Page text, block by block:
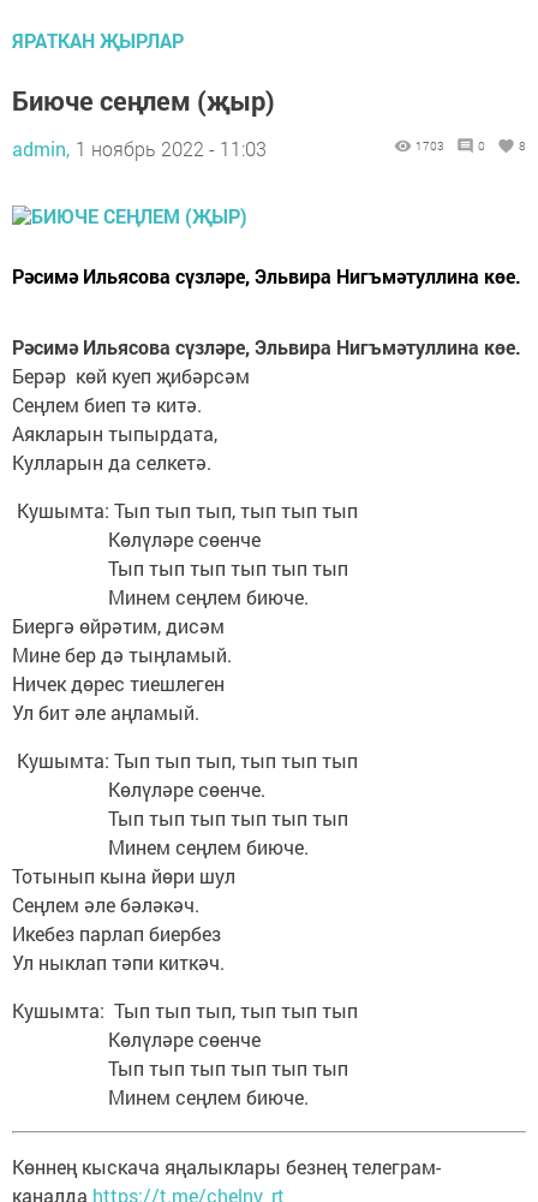
ЯРАТКАН ҖЫРЛАР
Биюче сеңлем (җыр)
admin, 1 ноябрь 2022 - 11:03 1703 0 8
Рәсимә Ильясова сүзләре, Эльвира Нигъмәтуллина көе.
Рәсимә Ильясова сүзләре, Эльвира Нигъмәтуллина көе.
Берәр көй куеп җибәрсәм
Сеңлем биеп тә китә.
Аякларын тыпырдата,
Кулларын да селкетә.
Кушымта: Тып тып тып, тып тып тып
Көлүләре сөенче
Тып тып тып тып тып тып
Минем сеңлем биюче.
Биергә өйрәтим, дисәм
Мине бер дә тыңламый.
Ничек дөрес тиешлеген
Ул бит әле аңламый.
Кушымта: Тып тып тып, тып тып тып
Көлүләре сөенче.
Тып тып тып тып тып тып
Минем сеңлем биюче.
Тотынып кына йөри шул
Сеңлем әле бәләкәч.
Икебез парлап биербез
Ул ныклап тәпи киткәч.
Кушымта: Тып тып тып, тып тып тып
Көлүләре сөенче
Тып тып тып тып тып тып
Минем сеңлем биюче.
Көннең кыскача яңалыклары безнең телеграм-
каналда https://t.me/chelny_rt